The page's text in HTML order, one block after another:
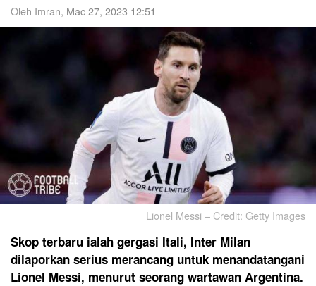
Oleh Imran, Mac 27, 2023 12:51
Lionel Messi – Credit: Getty Images
Skop terbaru ialah gergasi Itali, Inter Milan
dilaporkan serius merancang untuk menandatangani
Lionel Messi, menurut seorang wartawan Argentina.